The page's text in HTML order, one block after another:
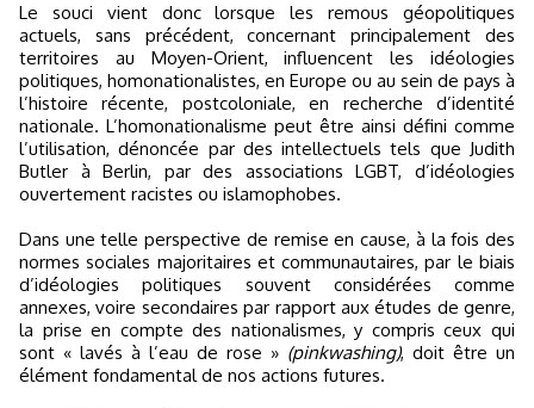
Le souci vient donc lorsque les remous géopolitiques
actuels, sans précédent, concernant principalement des
territoires au Moyen-Orient, influencent les idéologies
politiques, homonationalistes, en Europe ou au sein de pays à
l’histoire récente, postcoloniale, en recherche d’identité
nationale. L’homonationalisme peut être ainsi défini comme
l’utilisation, dénoncée par des intellectuels tels que Judith
Butler à Berlin, par des associations LGBT, d’idéologies
ouvertement racistes ou islamophobes.
Dans une telle perspective de remise en cause, à la fois des
normes sociales majoritaires et communautaires, par le biais
d’idéologies politiques souvent considérées comme
annexes, voire secondaires par rapport aux études de genre,
la prise en compte des nationalismes, y compris ceux qui
sont « lavés à l’eau de rose » (pinkwashing), doit être un
élément fondamental de nos actions futures.